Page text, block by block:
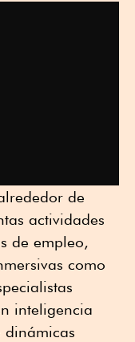
de
actividades
de empleo,
como
inteligencia